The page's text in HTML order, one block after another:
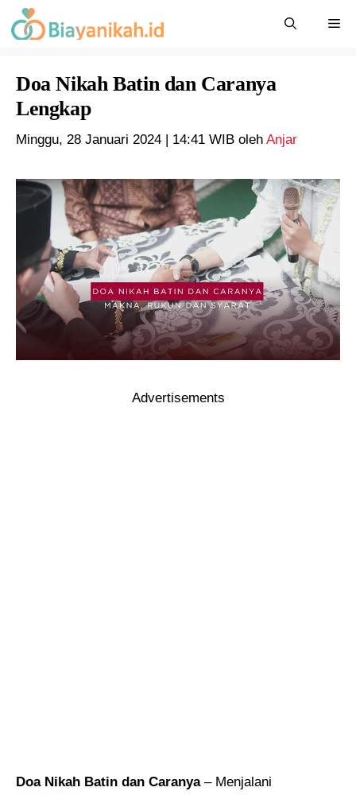
Langsung
ke
Doa Nikah Batin dan Caranya
Lengkap
Minggu, 28 Januari 2024 | 14:41 WIB oleh Anjar
Advertisements
Doa Nikah Batin dan Caranya – Menjalani